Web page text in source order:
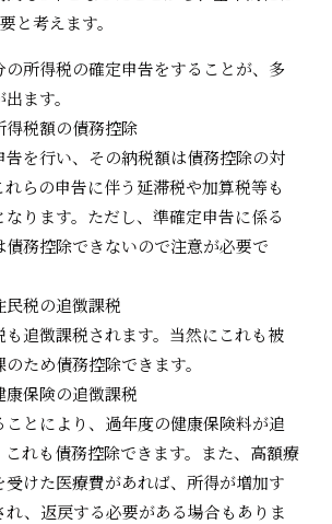
と考えます。
所得税の確定申告をすることが、多
ます。
得税額の債務控除
を行い、その納税額は債務控除の対
らの申告に伴う延滞税や加算税等も
ります。ただし、準確定申告に係る
債務控除できないので注意が必要で
民税の追徴課税
追徴課税されます。当然にこれも被
ため債務控除できます。
康保険の追徴課税
とにより、過年度の健康保険料が追
れも債務控除できます。また、高額療
けた医療費があれば、所得が増加す
れ、返戻する必要がある場合もありま